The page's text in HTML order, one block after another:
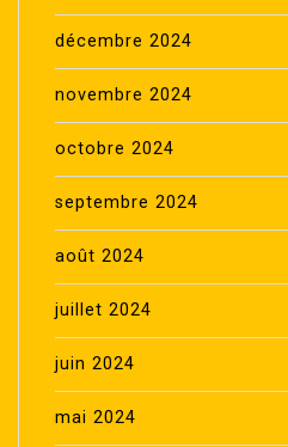
décembre 2024
novembre 2024
octobre 2024
septembre 2024
août 2024
juillet 2024
juin 2024
mai 2024